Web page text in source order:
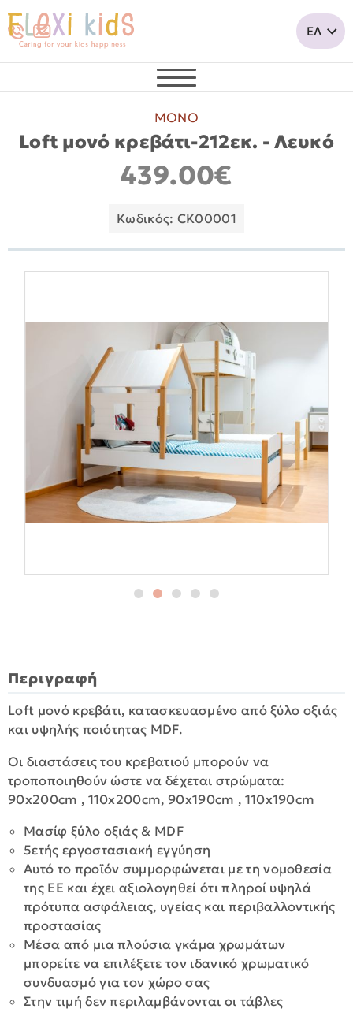
ΜΟΝΟ
Loft μονό κρεβάτι-212εκ. - Λευκό
439.00€
Κωδικός: CK00001
Περιγραφή
Loft μονό κρεβάτι, κατασκευασμένο από ξύλο οξιάς
και υψηλής ποιότητας MDF.
Οι διαστάσεις του κρεβατιού μπορούν να
τροποποιηθούν ώστε να δέχεται στρώματα:
90x200cm , 110x200cm, 90x190cm , 110x190cm
Μασίφ ξύλο οξιάς & MDF
5ετής εργοστασιακή εγγύηση
Αυτό το προϊόν συμμορφώνεται με τη νομοθεσία
της ΕΕ και έχει αξιολογηθεί ότι πληροί υψηλά
πρότυπα ασφάλειας, υγείας και περιβαλλοντικής
προστασίας
Μέσα από μια πλούσια γκάμα χρωμάτων
μπορείτε να επιλέξετε τον ιδανικό χρωματικό
συνδυασμό για τον χώρο σας
Στην τιμή δεν περιλαμβάνονται οι τάβλες